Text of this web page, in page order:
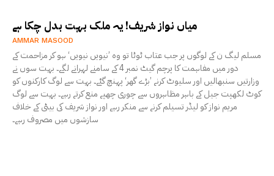
میاں نواز شریف! یہ ملک بہت بدل چکا ہے
AMMAR MASOOD
مسلم لیگ ن کے لوگوں پر جب عتاب ٹوٹا تو وہ ’نیویں نیویں‘ ہو کر مزاحمت کے
دور میں مفاہمت کا پرچم گیٹ نمبر 4 کے سامنے لہرانے لگے۔ بہت سوں نے
وزارتیں سنبھالیں اور سلیوٹ کرنے ’بڑے گھر‘ پہنچ گئے۔ بہت سے لوگ کارکنوں کو
کوٹ لکھپت جیل کے باہر مظاہروں سے چوری چھپے منع کرتے رہے۔ بہت سے لوگ
مریم نواز کو لیڈر تسیلم کرنے سے منکر رہے اور نواز شریف کی بیٹی کے خلاف
سازشوں میں مصروف رہے۔